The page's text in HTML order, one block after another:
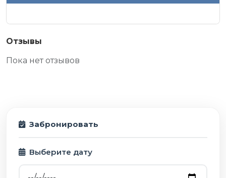
Отзывы
Пока нет отзывов
Забронировать
Выберите дату